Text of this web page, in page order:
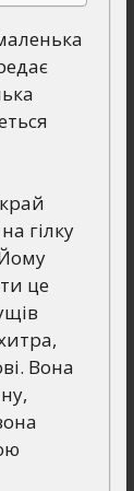
гілку
це
Вона